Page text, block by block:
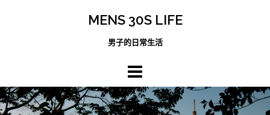
MENS 30S LIFE
男子的日常生活